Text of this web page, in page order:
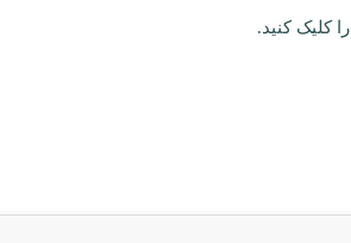
را کلیک کنید.